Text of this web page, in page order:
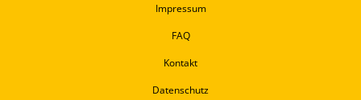
Impressum
FAQ
Kontakt
Datenschutz